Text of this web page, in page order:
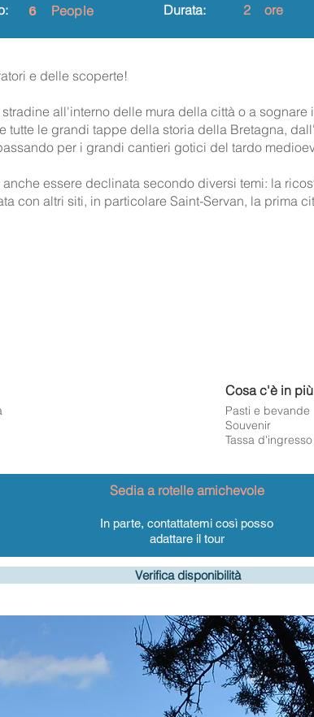
6 People Durata: 2 ore
e delle scoperte!
all'interno delle mura della città o a
tutte le grandi tappe della storia della Bretagna,
per i grandi cantieri gotici del tardo
essere declinata secondo diversi temi: la
con altri siti, in particolare Saint-Servan, la prima
Cosa c'è in più
Pasti e bevande
Souvenir
Tassa
Sedia a rotelle amichevole
In parte, contattatemi così posso
adattare il tour
Verifica disponibilità